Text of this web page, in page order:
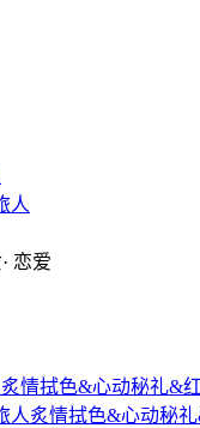
人
恋爱
人炙情拭色&心动秘